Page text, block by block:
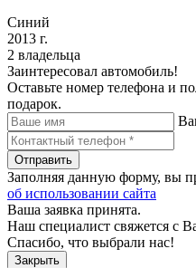
Синий
2013 г.
2 владельца
Заинтересовал автомобиль!
Оставьте номер телефона и
подарок.
Отправить
Заполняя данную форму, вы
об использовании сайта
Ваша заявка принята.
Наш специалист свяжется с
Спасибо, что выбрали нас!
Закрыть